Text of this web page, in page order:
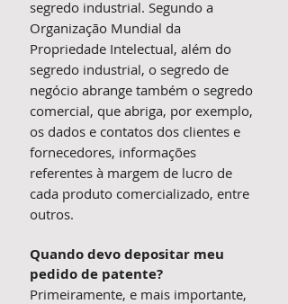
segredo industrial. Segundo a
Organização Mundial da
Propriedade Intelectual, além do
segredo industrial, o segredo de
negócio abrange também o segredo
comercial, que abriga, por exemplo,
os dados e contatos dos clientes e
fornecedores, informações
referentes à margem de lucro de
cada produto comercializado, entre
outros.
Quando devo depositar meu
pedido de patente?
Primeiramente, e mais importante,